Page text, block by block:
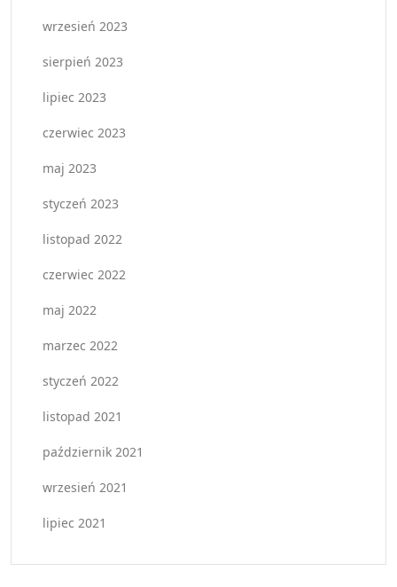
wrzesień 2023
sierpień 2023
lipiec 2023
czerwiec 2023
maj 2023
styczeń 2023
listopad 2022
czerwiec 2022
maj 2022
marzec 2022
styczeń 2022
listopad 2021
październik 2021
wrzesień 2021
lipiec 2021